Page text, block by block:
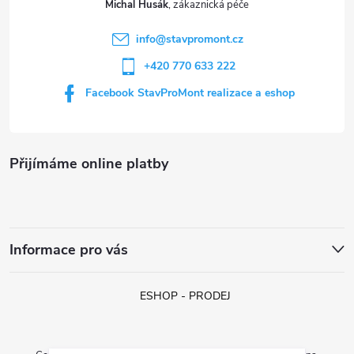
Přijímáme online platby
Informace pro vás
Michal Husák
info@stavpromont.cz
+420 770 633 222
Facebook StavProMont realizace a eshop
ESHOP - PRODEJ